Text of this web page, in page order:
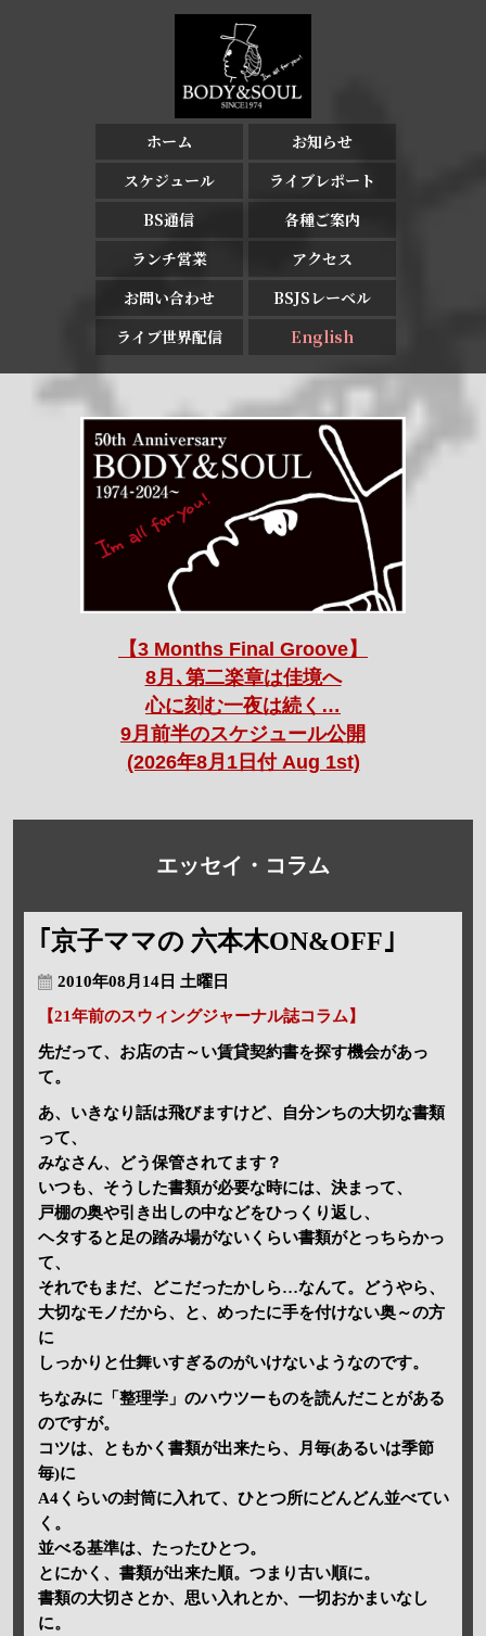
ホーム
お知らせ
スケジュール
ライブレポート
BS通信
各種ご案内
ランチ営業
アクセス
お問い合わせ
BSJSレーベル
ライブ世界配信
English
【3 Months Final Groove】
8月､第二楽章は佳境へ
心に刻む一夜は続く…
9月前半のスケジュール公開
(2026年8月1日付 Aug 1st)
エッセイ・コラム
｢京子ママの 六本木ON&OFF｣
2010年08月14日 土曜日
【21年前のスウィングジャーナル誌コラム】
先だって、お店の古～い賃貸契約書を探す機会があっ
て。
あ、いきなり話は飛びますけど、自分ンちの大切な書類
って、
みなさん、どう保管されてます？
いつも、そうした書類が必要な時には、決まって、
戸棚の奥や引き出しの中などをひっくり返し、
ヘタすると足の踏み場がないくらい書類がとっちらかっ
て、
それでもまだ、どこだったかしら…なんて。どうやら、
大切なモノだから、と、めったに手を付けない奥～の方
に
しっかりと仕舞いすぎるのがいけないようなのです。
ちなみに「整理学」のハウツーものを読んだことがある
のですが。
コツは、ともかく書類が出来たら、月毎(あるいは季節
毎)に
A4くらいの封筒に入れて、ひとつ所にどんどん並べてい
く。
並べる基準は、たったひとつ。
とにかく、書類が出来た順。つまり古い順に。
書類の大切さとか、思い入れとか、一切おかまいなし
に。